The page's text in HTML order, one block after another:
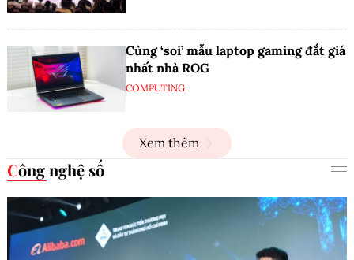
Cùng ‘soi’ mẫu laptop gaming đắt giá
nhất nhà ROG
COMPUTING
Xem thêm
Công nghệ số